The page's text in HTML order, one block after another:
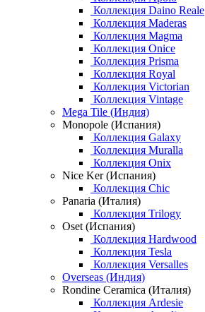
Коллекция Daino Reale
Коллекция Maderas
Коллекция Magma
Коллекция Onice
Коллекция Prisma
Коллекция Royal
Коллекция Victorian
Коллекция Vintage
Mega Tile (Индия)
Monopole (Испания)
Коллекция Galaxy
Коллекция Muralla
Коллекция Onix
Nice Ker (Испания)
Коллекция Chic
Panaria (Италия)
Коллекция Trilogy
Oset (Испания)
Коллекция Hardwood
Коллекция Tesla
Коллекция Versalles
Overseas (Индия)
Rondine Ceramica (Италия)
Коллекция Ardesie